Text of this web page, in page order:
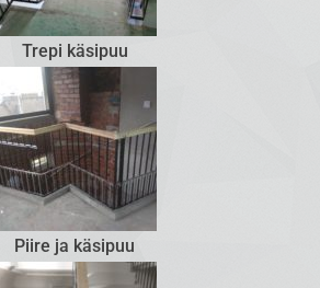
Trepi käsipuu
Piire ja käsipuu